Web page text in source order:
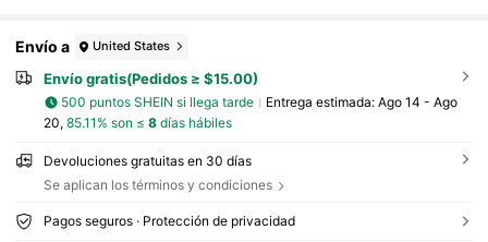
Envío a United States
Envío gratis(Pedidos ≥ $15.00)
500 puntos SHEIN si llega tarde Entrega estimada: Ago 14 - Ago
20, 85.11% son ≤ 8días hábiles
Devoluciones gratuitas en 30 días
Se aplican los términos y condiciones
Pagos seguros · Protección de privacidad